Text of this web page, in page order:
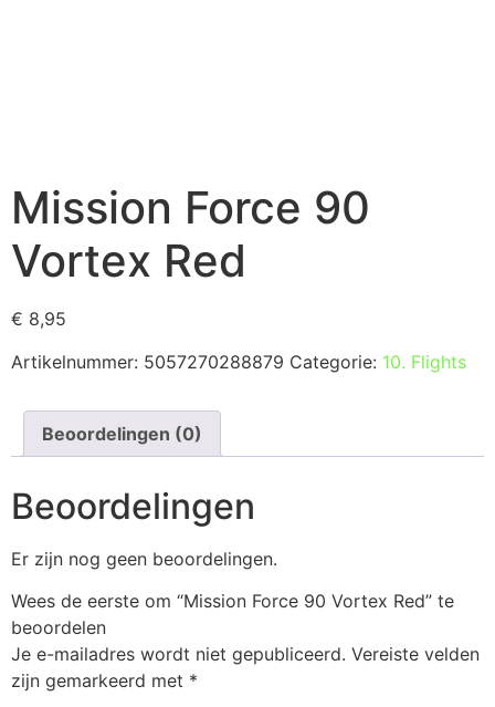
Mission Force 90
Vortex Red
€ 8,95
Artikelnummer: 5057270288879 Categorie: 10. Flights
Beoordelingen (0)
Beoordelingen
Er zijn nog geen beoordelingen.
Wees de eerste om “Mission Force 90 Vortex Red” te
beoordelen
Je e-mailadres wordt niet gepubliceerd. Vereiste velden
zijn gemarkeerd met *